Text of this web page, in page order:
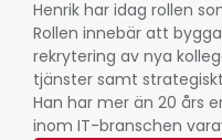
Henrik har idag rollen
Rollen innebär att
rekrytering av nya
tjänster samt
Han har mer än 20 års
inom IT-branschen